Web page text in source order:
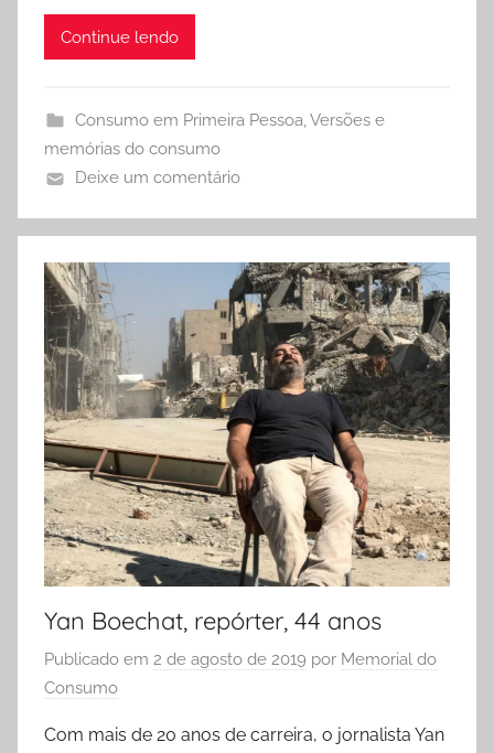
Continue lendo
Consumo em Primeira Pessoa,Versões e
memórias do consumo
Deixe um comentário
Yan Boechat, repórter, 44 anos
Publicado em 2 de agosto de 2019 por Memorial do
Consumo
Com mais de 20 anos de carreira, o jornalista Yan